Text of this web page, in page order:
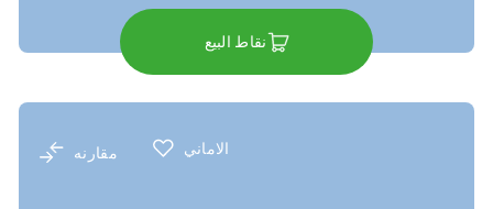
نقاط البيع
الاماني مقارنه